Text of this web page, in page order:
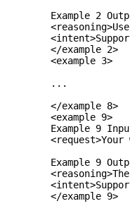
Example 2
        </example 2>
        <example 3>
        ...
        </example 8>
        <example 9>
Example 9
<request>Your
Example 9
        </example 9>